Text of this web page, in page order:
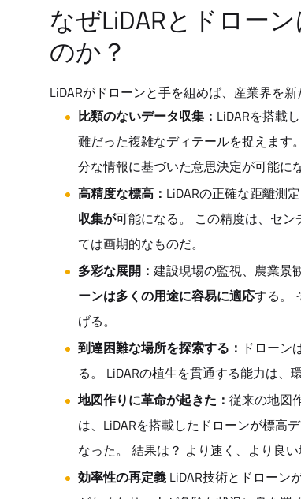
なぜLiDARとドロー
のか？
LiDARがドローンと手を組めば、産業界を
比類のないデータ収集： LiDARを搭載
難だった複雑なディテールを捉えます
分な情報に基づいた意思決定が可能にな
高精度な標高： LiDARの正確な距離測
収集が可能になる。 この精度は、セ
ては画期的なものだ。
多彩な展開： 建設現場の監視、農業景
ーンは多くの用途に容易に適応する。
げる。
到達困難な場所を探索する： ドローン
る。 LiDARの植生を貫通する能力は、
地図作りに革命が起きた： 従来の地図
は、LiDARを搭載したドローンが標高
なった。 結果は？ より速く、より良い
効率性の再定義 LiDAR技術とドローン